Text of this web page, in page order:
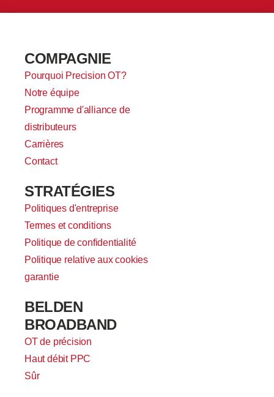
COMPAGNIE
Pourquoi Precision OT?
Notre équipe
Programme d'alliance de
distributeurs
Carrières
Contact
STRATÉGIES
Politiques d'entreprise
Termes et conditions
Politique de confidentialité
Politique relative aux cookies
garantie
BELDEN
BROADBAND
OT de précision
Haut débit PPC
Sûr